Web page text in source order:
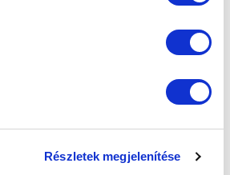
Részletek megjelenítése